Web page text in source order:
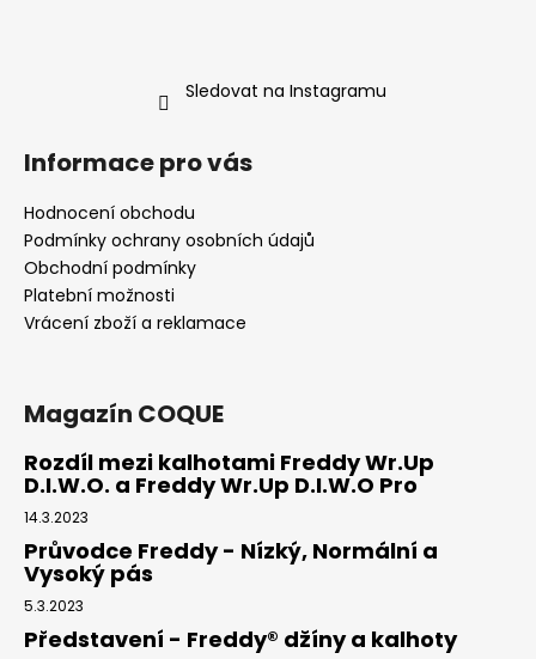
Sledovat na Instagramu
Informace pro vás
Hodnocení obchodu
Podmínky ochrany osobních údajů
Obchodní podmínky
Platební možnosti
Vrácení zboží a reklamace
Magazín COQUE
Rozdíl mezi kalhotami Freddy Wr.Up
D.I.W.O. a Freddy Wr.Up D.I.W.O Pro
14.3.2023
Průvodce Freddy - Nízký, Normální a
Vysoký pás
5.3.2023
Představení - Freddy® džíny a kalhoty